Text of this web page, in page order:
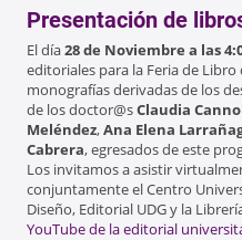
Presentación de
El día28 de Noviembre a las
editoriales para la Feria de Libro
monografías derivadas de los
de los doctor@sClaudia
Meléndez,Ana Elena
Cabrera, egresados de este
Los invitamos a asistir
conjuntamente el Centro
Diseño, Editorial UDG y la
YouTube de la editorial